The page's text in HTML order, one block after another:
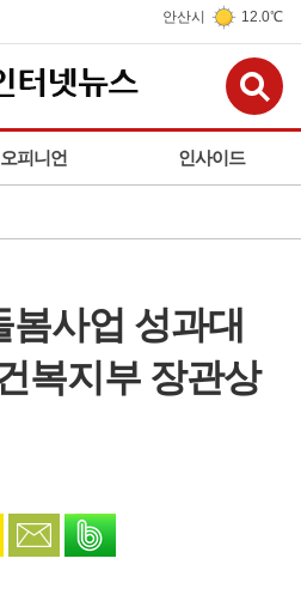
안산시 12.0℃
오피니언 인사이드
봄사업 성과대
복지부 장관상
스토리로 공유
카카오톡으로 공유
문자로 공유